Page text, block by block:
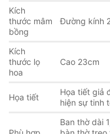
Kích
thước mâm
bồng
Đường kính
Kích
thước lọ
hoa
Cao 23cm
Họa tiết
Họa tiết giả
hiện sự tinh
Ban thờ dài